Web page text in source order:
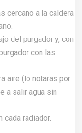
cercano a la caldera
del purgador y, con
con las
aire (lo notarás por
a salir agua sin
cada radiador.